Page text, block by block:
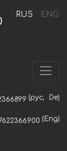
RUS ENG
(рус, De)
(Eng)